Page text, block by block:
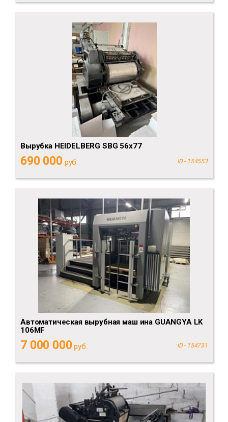
Вырубка HEIDELBERG SBG 56x77
690 000 руб. ID - 154553
Автоматическая вырубная маш ина GUANGYA LK
106MF
7 000 000 руб. ID - 154731